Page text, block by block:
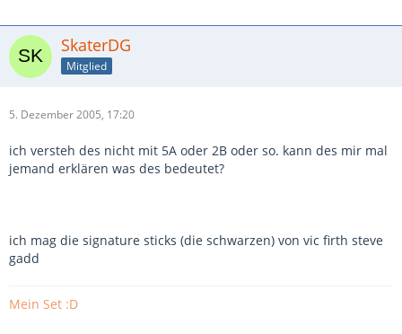
SkaterDG
Mitglied
5. Dezember 2005, 17:20
ich versteh des nicht mit 5A oder 2B oder so. kann des mir mal
jemand erklären was des bedeutet?
ich mag die signature sticks (die schwarzen) von vic firth steve
gadd
Mein Set :D